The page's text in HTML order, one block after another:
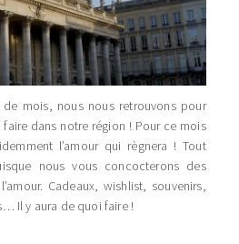
mois, nous nous retrouvons pour
dans notre région ! Pour ce mois
l’amour qui règnera ! Tout
nous vous concocterons des
Cadeaux, wishlist, souvenirs,
Il y aura de quoi faire !